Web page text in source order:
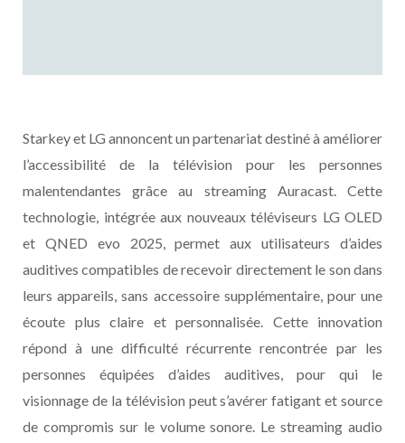
Starkey et LG annoncent un partenariat destiné à améliorer
l’accessibilité de la télévision pour les personnes
malentendantes grâce au streaming Auracast. Cette
technologie, intégrée aux nouveaux téléviseurs LG OLED
et QNED evo 2025, permet aux utilisateurs d’aides
auditives compatibles de recevoir directement le son dans
leurs appareils, sans accessoire supplémentaire, pour une
écoute plus claire et personnalisée. Cette innovation
répond à une difficulté récurrente rencontrée par les
personnes équipées d’aides auditives, pour qui le
visionnage de la télévision peut s’avérer fatigant et source
de compromis sur le volume sonore. Le streaming audio